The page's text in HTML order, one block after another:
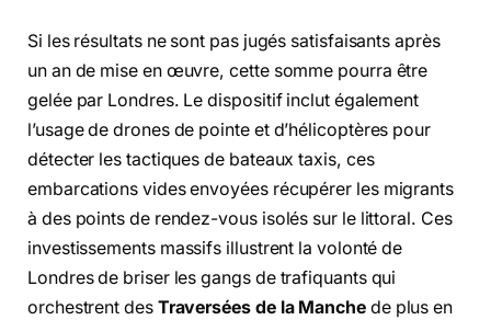
Si les résultats ne sont pas jugés satisfaisants après
un an de mise en œuvre, cette somme pourra être
gelée par Londres. Le dispositif inclut également
l’usage de drones de pointe et d’hélicoptères pour
détecter les tactiques de bateaux taxis, ces
embarcations vides envoyées récupérer les migrants
à des points de rendez-vous isolés sur le littoral. Ces
investissements massifs illustrent la volonté de
Londres de briser les gangs de trafiquants qui
orchestrent des Traversées de la Manchede plus en